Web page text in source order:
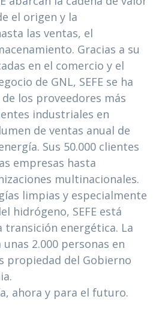
el origen y la
las ventas, el
Gracias a su
en el comercio y el
de GNL, SEFE se ha
los proveedores más
industriales en
de ventas anual de
Sus 50.000 clientes
empresas hasta
multinacionales.
limpias y especialmente
hidrógeno, SEFE está
transición energética. La
2.000 personas en
propiedad del Gobierno
ahora y para el futuro.